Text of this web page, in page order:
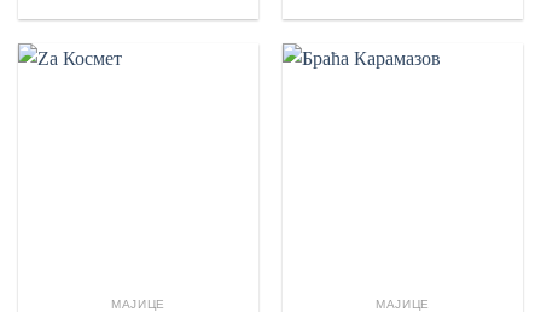
МАЈИЦЕ МАЈИЦЕ